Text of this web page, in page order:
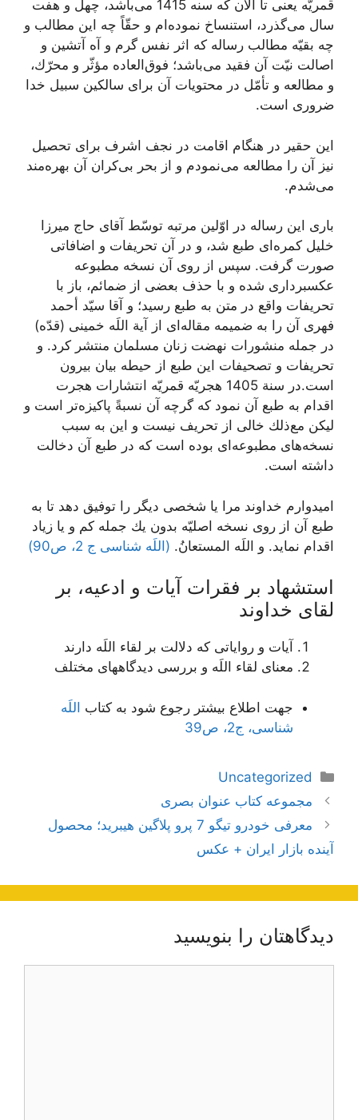
قمريّه يعنى تا الآن كه سنه 1415 می‌باشد، چهل و هفت
سال می‌‏گذرد، استنساخ نموده‏‌ام و حقّاً چه اين مطالب و
چه بقيّه مطالب رساله كه اثر نفس گرم و آه آتشين و
اصالت نيّت آن فقيد می‌‏باشد؛ فوق‌‏العاده مؤثّر و محرّك،
و مطالعه و تأمّل در محتويات آن براى سالكين سبيل خدا
ضرورى است.
اين حقير در هنگام اقامت در نجف اشرف براى تحصيل
نيز آن را مطالعه می‌‏نمودم و از بحر بی‌‏كران آن بهره‏‌مند
می‌‏شدم.
بارى اين رساله در اوّلين مرتبه توسّط آقاى حاج ميرزا
خليل كمره‌‏اى طبع شد، و در آن تحريفات و اضافاتى
صورت گرفت. سپس از روى آن نسخه مطبوعه
عكس‏بردارى شده و با حذف بعضى از ضمائم، باز با
تحريفات واقع در متن به طبع رسيد؛ و آقا سيّد أحمد
فهرى آن را به ضميمه مقاله‌‏اى از آية اللَه خمينى (قدّه)
در جمله منشورات نهضت زنان مسلمان منتشر كرد. و
تحريفات و تصحيفات اين طبع از حيطه بيان بيرون
است.در سنة 1405 هجريّه قمريّه انتشارات هجرت
اقدام به طبع آن نمود كه گرچه آن نسبةً پاكيزه‌‏تر است و
ليكن مع‌‏ذلك خالى از تحريف نيست و اين به سبب
نسخه‏‌هاى مطبوعه‌‏اى بوده است كه در طبع آن دخالت
داشته است.
اميدوارم خداوند مرا يا شخصى ديگر را توفيق دهد تا به
طبع آن از روى نسخه اصليّه بدون يك جمله كم و يا زياد
اقدام نمايد. و اللَه المستعانُ. (اللَه شناسی ج 2، ص90)
استشهاد بر فقرات آيات و ادعيه، بر
لقاى خداوند
آیات و روایاتی که دلالت بر لقاء اللَه دارند
معنای لقاء اللَه و بررسی دیدگاههای مختلف
جهت اطلاع بیشتر رجوع شود به کتاب اللَه
شناسی، ج2، ص39
دسته‌ها
Uncategorized
ناوبری
نوشته‌ها
مجموعه کتاب عنوان بصری
معرفی خودرو تیگو 7 پرو پلاگین هیبرید؛ محصول
آینده بازار ایران + عکس
دیدگاهتان را بنویسید